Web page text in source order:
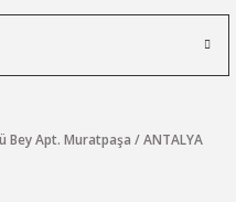
Bey Apt. Muratpaşa / ANTALYA